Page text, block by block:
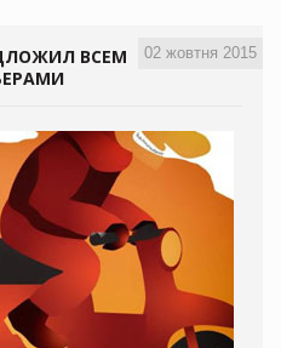
02 жовтня 2015
ВСЕМ